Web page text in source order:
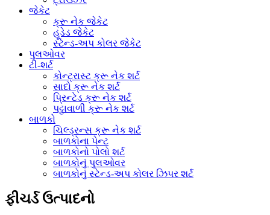
જેકેટ
ક્રૂ નેક જેકેટ
હૂડેડ જેકેટ
સ્ટેન્ડ-અપ કોલર જેકેટ
પુલઓવર
ટી-શર્ટ
કોન્ટ્રાસ્ટ ક્રૂ નેક શર્ટ
સાદો ક્રૂ નેક શર્ટ
પ્રિન્ટેડ ક્રૂ નેક શર્ટ
પટ્ટાવાળી ક્રૂ નેક શર્ટ
બાળકો
ચિલ્ડ્રન્સ ક્રૂ નેક શર્ટ
બાળકોના પેન્ટ
બાળકોનો પોલો શર્ટ
બાળકોનું પુલઓવર
બાળકોનું સ્ટેન્ડ-અપ કોલર ઝિપર શર્ટ
ફીચર્ડ ઉત્પાદનો